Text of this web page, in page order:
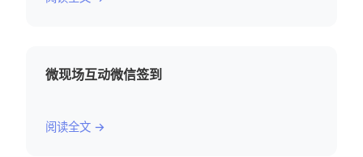
微现场互动微信签到
阅读全文 →